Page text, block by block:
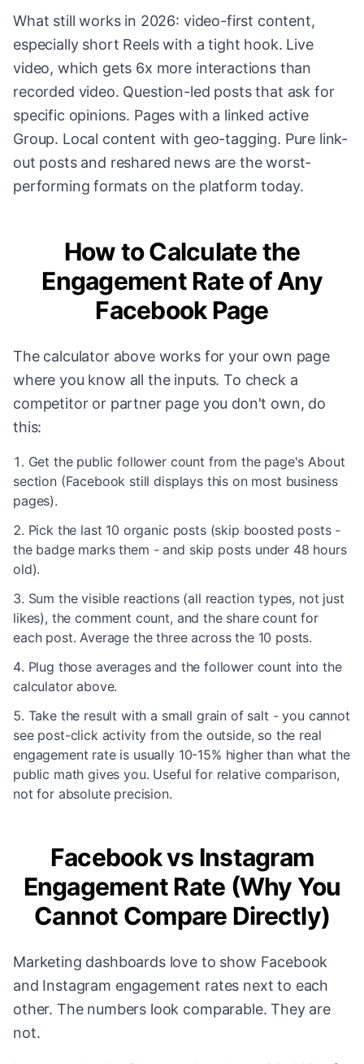
What still works in 2026: video-first content,
especially short Reels with a tight hook. Live
video, which gets 6x more interactions than
recorded video. Question-led posts that ask for
specific opinions. Pages with a linked active
Group. Local content with geo-tagging. Pure link-
out posts and reshared news are the worst-
performing formats on the platform today.
How to Calculate the
Engagement Rate of Any
Facebook Page
The calculator above works for your own page
where you know all the inputs. To check a
competitor or partner page you don't own, do
this:
Get the public follower count from the page's About
section (Facebook still displays this on most business
pages).
Pick the last 10 organic posts (skip boosted posts -
the badge marks them - and skip posts under 48 hours
old).
Sum the visible reactions (all reaction types, not just
likes), the comment count, and the share count for
each post. Average the three across the 10 posts.
Plug those averages and the follower count into the
calculator above.
Take the result with a small grain of salt - you cannot
see post-click activity from the outside, so the real
engagement rate is usually 10-15% higher than what the
public math gives you. Useful for relative comparison,
not for absolute precision.
Facebook vs Instagram
Engagement Rate (Why You
Cannot Compare Directly)
Marketing dashboards love to show Facebook
and Instagram engagement rates next to each
other. The numbers look comparable. They are
not.